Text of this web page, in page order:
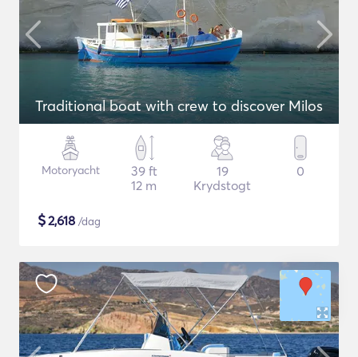
Traditional boat with crew to discover Milos
Motoryacht
39 ft
12 m
19
Krydstogt
0
$2,618 /dag